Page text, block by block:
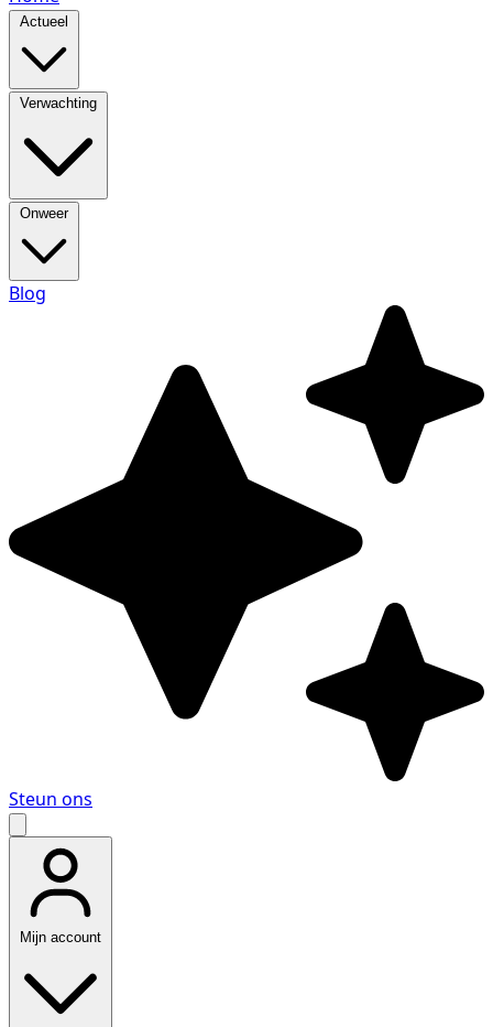
Actueel
Verwachting
Onweer
Blog
Steun ons
Mijn account